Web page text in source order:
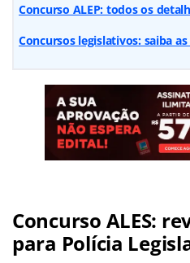
Concurso ALEP: todos os
Concursos legislativos: saiba
Concurso ALES:
para Polícia